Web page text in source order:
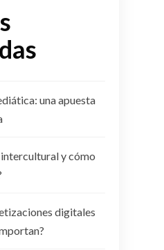
una apuesta
y cómo
digitales